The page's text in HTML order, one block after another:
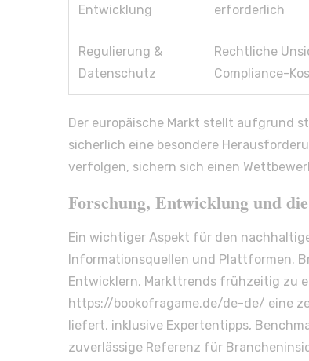
Entwicklung
erforderlich
Regulierung &
Datenschutz
Rechtliche
Compliance-
Der europäische Markt stellt aufgrund
sicherlich eine besondere
verfolgen, sichern sich einen
Forschung, Entwicklung und
Ein wichtiger Aspekt für den
Informationsquellen und Plattformen.
Entwicklern, Markttrends frühzeitig zu
https://bookofragame.de/de-de/ eine
liefert, inklusive Expertentipps,
zuverlässige Referenz für